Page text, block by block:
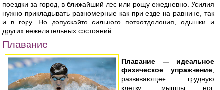
поездки за город, в ближайший лес или рощу ежедневно. Усилия
нужно прикладывать равномерные как при езде на равнине, так
и в гору. Не допускайте сильного потоотделения, одышки и
других нежелательных состояний.
Плавание
Плавание — идеальное
физическое упражнение,
развивающее грудную
клетку, мышцы ног,